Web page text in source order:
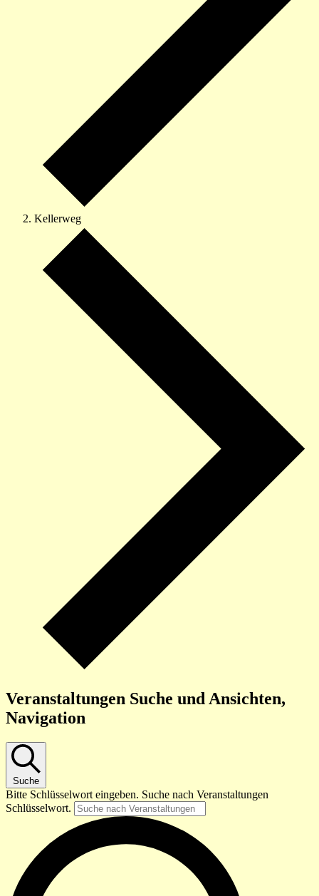
Kellerweg
Veranstaltungen Suche und Ansichten,
Navigation
Suche
Bitte Schlüsselwort eingeben. Suche nach Veranstaltungen
Schlüsselwort.